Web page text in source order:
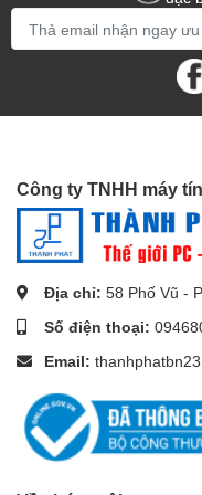
Công ty TNHH máy
Địa chỉ: 58 Phố Vũ -
Số điện thoại:
Email: